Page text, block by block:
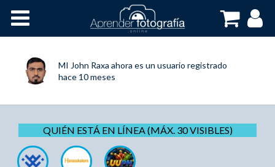
MI John Raxa ahora es un usuario registrado
hace 10 meses
QUIÉN ESTÁ EN LÍNEA (MÁX. 30 VISIBLES)